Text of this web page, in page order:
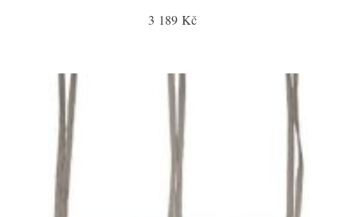
3 189 Kč